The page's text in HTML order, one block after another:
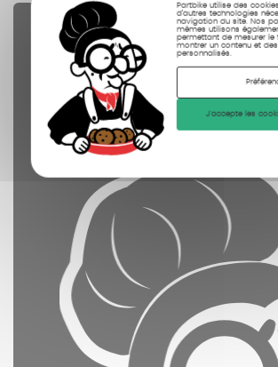
Partbike utilise des
d’autres technologies
navigation du site. Nos
mêmes utilisons
permettant de mesurer le
montrer un contenu et
personnalisés.
J'accepte les
Pièces Détachées
contrôlées
nettoyées
photographiées